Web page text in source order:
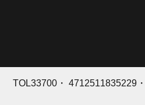
TOL33700・ 4712511835229